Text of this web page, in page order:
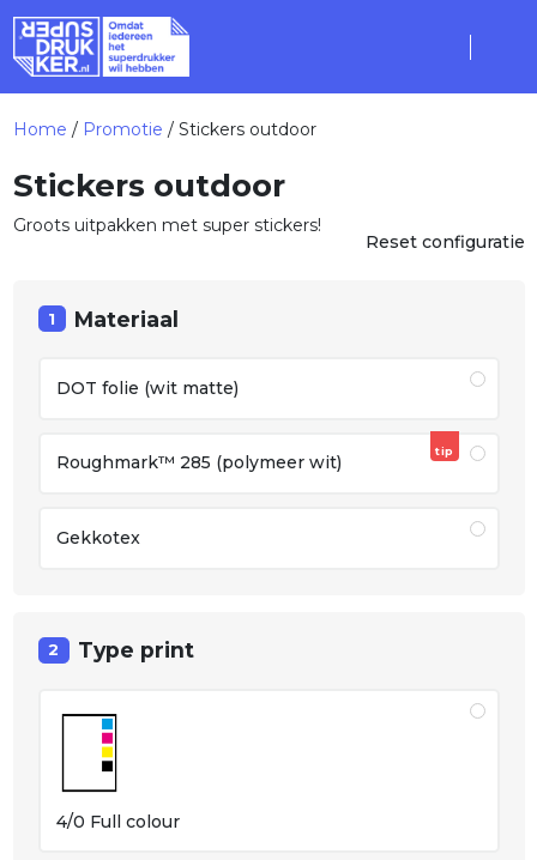
Home / Promotie / Stickers outdoor
Stickers outdoor
Groots uitpakken met super stickers!
Reset configuratie
1 Materiaal
DOT folie (wit matte)
tip
Roughmark™ 285 (polymeer wit)
Gekkotex
2 Type print
4/0 Full colour